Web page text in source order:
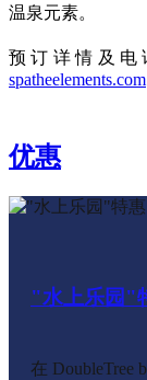
温泉元素。
预订详情及
spatheelements.com
优惠
"水上乐园"
在 DoubleTree
“悠然假期”
可预订时段：
“悠然假期升
可预订时间：
“完美之选”
可预订时间：
“挚爱”特惠
可预订时间：
“挚爱全包价
可预订时间：
“完美奢华”
可预订时间：
“生日”特惠
该房价可在生
"单身派对"
你完美的单身